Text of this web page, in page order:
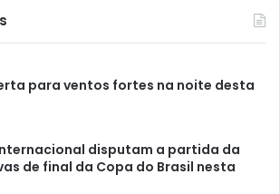
para ventos fortes na noite desta
disputam a partida da
de final da Copa do Brasil nesta